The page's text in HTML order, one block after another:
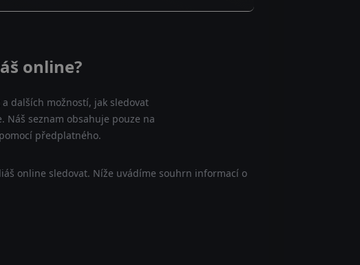
online?
dalších možností, jak sledovat
Náš seznam obsahuje pouze na
předplatného.
online sledovat. Níže uvádíme souhrn informací o